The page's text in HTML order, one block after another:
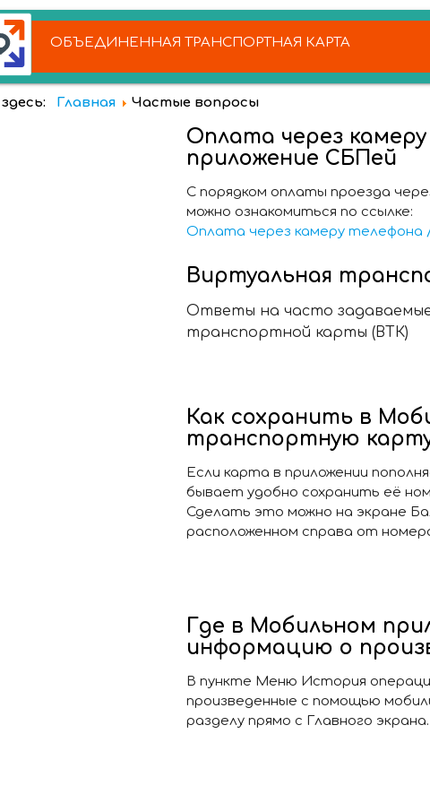
ОБЪЕДИНЕННАЯ ТРАНСПОРТНАЯ КАРТА
Главная Частые вопросы
Оплата через
приложение СБПей
С порядком оплаты проезда
можно ознакомиться по ссылке:
Оплата через камеру телефона
Виртуальная
Ответы на часто
транспортной карты (ВТК)
Как сохранить в
транспортную
Если карта в приложении
бывает удобно сохранить её
Сделать это можно на экране
расположенном справа от
Где в Мобильном
информацию о
В пункте Меню История
произведенные с помощью
разделу прямо с Главного экрана.